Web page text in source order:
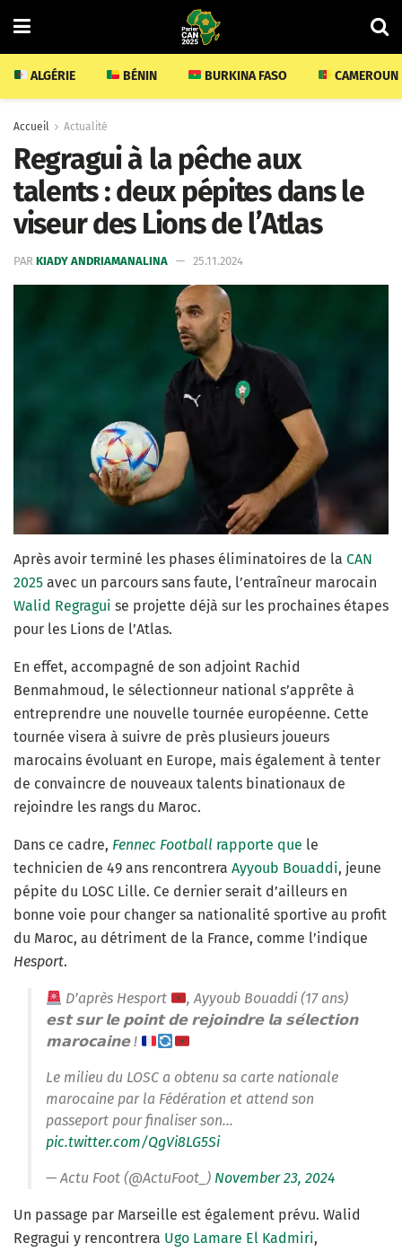
ALGÉRIE BÉNIN BURKINA FASO CAMEROUN
Accueil Actualité
Regragui à la pêche aux
talents : deux pépites dans le
viseur des Lions de l’Atlas
PAR KIADY ANDRIAMANALINA 25.11.2024
Après avoir terminé les phases éliminatoires de la CAN
2025 avec un parcours sans faute, l’entraîneur marocain
Walid Regragui se projette déjà sur les prochaines étapes
pour les Lions de l’Atlas.
En effet, accompagné de son adjoint Rachid
Benmahmoud, le sélectionneur national s’apprête à
entreprendre une nouvelle tournée européenne. Cette
tournée visera à suivre de près plusieurs joueurs
marocains évoluant en Europe, mais également à tenter
de convaincre de nouveaux talents binationaux de
rejoindre les rangs du Maroc.
Dans ce cadre, Fennec Football rapporte que le
technicien de 49 ans rencontrera Ayyoub Bouaddi, jeune
pépite du LOSC Lille. Ce dernier serait d’ailleurs en
bonne voie pour changer sa nationalité sportive au profit
du Maroc, au détriment de la France, comme l’indique
Hesport.
D’après Hesport
, Ayyoub Bouaddi (17 ans)
𝗲𝘀𝘁 𝘀𝘂𝗿 𝗹𝗲 𝗽𝗼𝗶𝗻𝘁 𝗱𝗲 𝗿𝗲𝗷𝗼𝗶𝗻𝗱𝗿𝗲 𝗹𝗮 𝘀𝗲́𝗹𝗲𝗰𝘁𝗶𝗼𝗻
𝗺𝗮𝗿𝗼𝗰𝗮𝗶𝗻𝗲 !
Le milieu du LOSC a obtenu sa carte nationale
marocaine par la Fédération et attend son
passeport pour finaliser son…
pic.twitter.com/QgVi8LG5Si
— Actu Foot (@ActuFoot_) November 23, 2024
Un passage par Marseille est également prévu. Walid
Regragui y rencontrera Ugo Lamare El Kadmiri,